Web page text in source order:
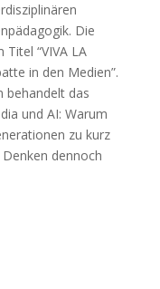
Die
“VIVA LA
in den Medien”.
behandelt das
und AI: Warum
zu kurz
dennoch